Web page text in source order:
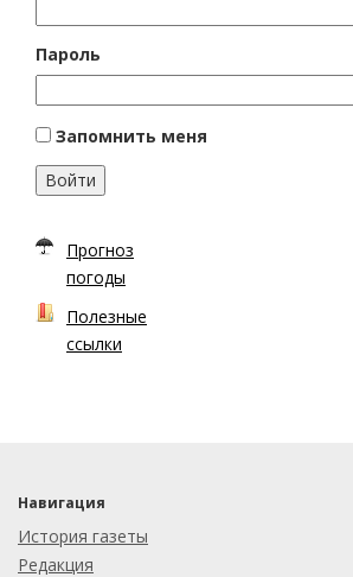
Пароль
Запомнить меня
Войти
Прогноз
погоды
Полезные
ссылки
Навигация
История газеты
Редакция